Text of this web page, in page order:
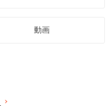
動画